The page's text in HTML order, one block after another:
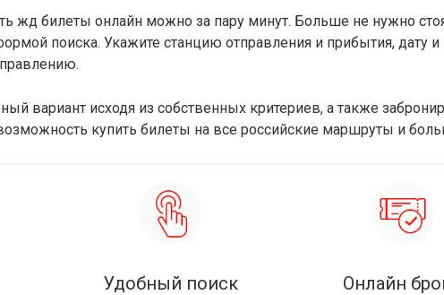
жд билеты онлайн можно за пару минут. Больше не нужно
поиска. Укажите станцию отправления и прибытия, дату
вариант исходя из собственных критериев, а также
купить билеты на все российские маршруты и
Удобный поиск Онлайн